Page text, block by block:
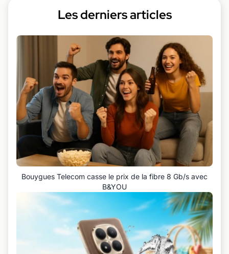
Les derniers articles
Bouygues Telecom casse le prix de la fibre 8 Gb/s avec
B&YOU